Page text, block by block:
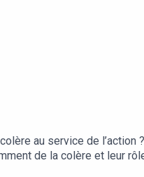
au service de l’action
de la colère et leur
leur colère en